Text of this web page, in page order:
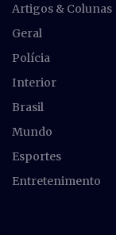
Artigos & Colunas
Geral
Polícia
Interior
Brasil
Mundo
Esportes
Entretenimento